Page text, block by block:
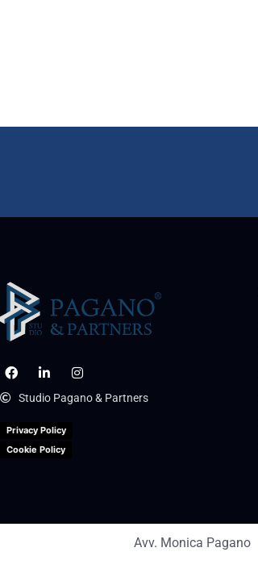
Studio Pagano & Partners
Privacy Policy
Cookie Policy
Avv. Monica